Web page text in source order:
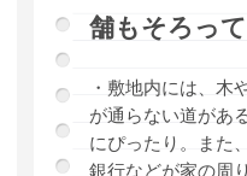
舗もそろって
・敷地内には、木
が通らない道があ
にぴったり。また
銀行などが家の周